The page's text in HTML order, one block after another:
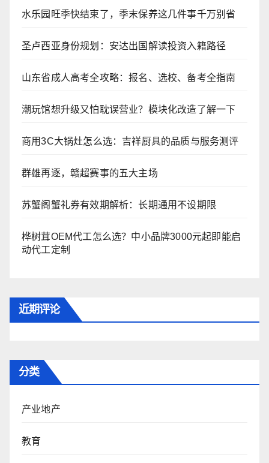
水乐园旺季快结束了，季末保养这几件事千万别省
圣卢西亚身份规划：安达出国解读投资入籍路径
山东省成人高考全攻略：报名、选校、备考全指南
潮玩馆想升级又怕耽误营业？模块化改造了解一下
商用3C大锅灶怎么选：吉祥厨具的品质与服务测评
群雄再逐，赣超赛事的五大主场
苏蟹阁蟹礼券有效期解析：长期通用不设期限
桦树茸OEM代工怎么选？中小品牌3000元起即能启
动代工定制
近期评论
分类
产业地产
教育